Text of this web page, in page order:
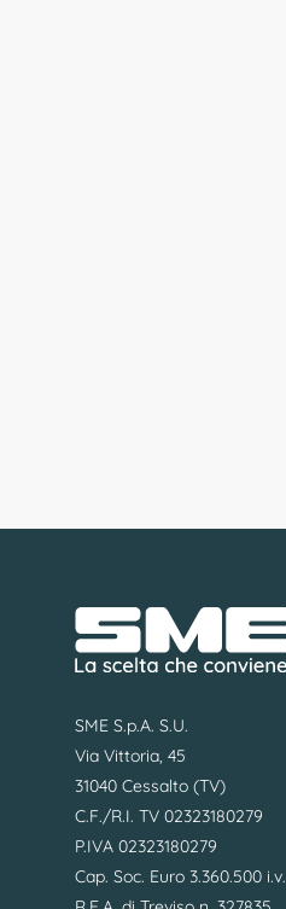
SME S.p.A. S.U.
Via Vittoria, 45
31040 Cessalto (TV)
C.F./R.I. TV 02323180279
P.IVA 02323180279
Cap. Soc. Euro 3.360.500 i.v.